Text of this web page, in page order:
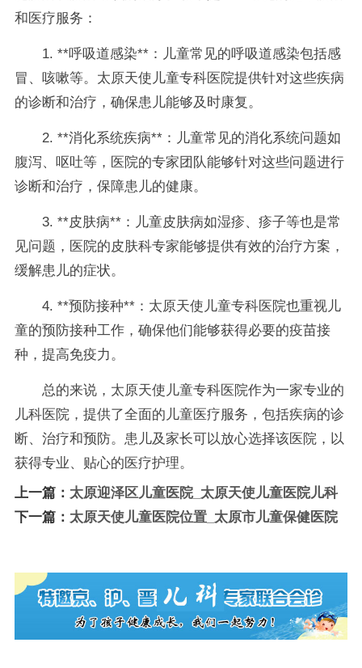
和医疗服务：
1. **呼吸道感染**：儿童常见的呼吸道感染包括感
冒、咳嗽等。太原天使儿童专科医院提供针对这些疾病
的诊断和治疗，确保患儿能够及时康复。
2. **消化系统疾病**：儿童常见的消化系统问题如
腹泻、呕吐等，医院的专家团队能够针对这些问题进行
诊断和治疗，保障患儿的健康。
3. **皮肤病**：儿童皮肤病如湿疹、疹子等也是常
见问题，医院的皮肤科专家能够提供有效的治疗方案，
缓解患儿的症状。
4. **预防接种**：太原天使儿童专科医院也重视儿
童的预防接种工作，确保他们能够获得必要的疫苗接
种，提高免疫力。
总的来说，太原天使儿童专科医院作为一家专业的
儿科医院，提供了全面的儿童医疗服务，包括疾病的诊
断、治疗和预防。患儿及家长可以放心选择该医院，以
获得专业、贴心的医疗护理。
上一篇： 太原迎泽区儿童医院_太原天使儿童医院儿科
下一篇： 太原天使儿童医院位置_太原市儿童保健医院